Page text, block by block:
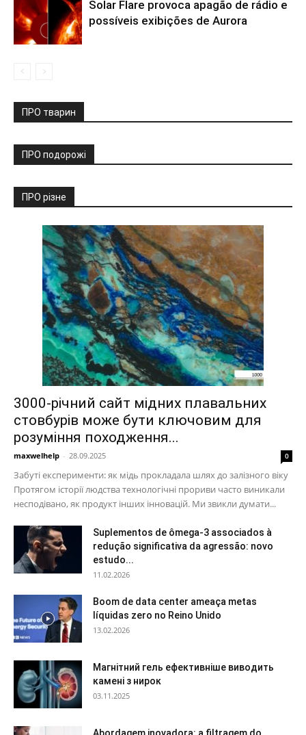
Solar Flare provoca apagão de rádio e
possíveis exibições de Aurora
ПРО тварин
ПРО подорожі
ПРО різне
3000-річний сайт мідних плавальних
стовбурів може бути ключовим для
розуміння походження...
maxwelhelp - 28.09.2025 0
Забуті експерименти: як мідь прокладала шлях до залізного віку
Протягом історії людства технологічні прориви часто виникали
несподівано, як продукт інших інновацій. Ми звикли думати...
Suplementos de ômega-3 associados à
redução significativa da agressão: novo
estudo...
11.02.2026
Boom de data center ameaça metas
líquidas zero no Reino Unido
13.02.2026
Магнітний гель ефективніше виводить
камені з нирок
03.11.2025